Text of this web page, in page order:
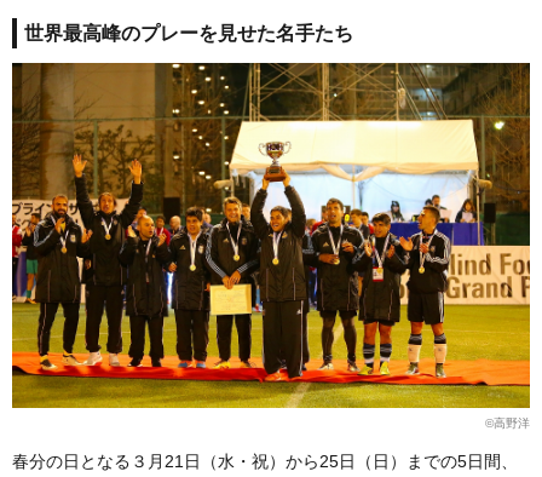
世界最高峰のプレーを見せた名手たち
©高野洋
春分の日となる３月21日（水・祝）から25日（日）までの5日間、